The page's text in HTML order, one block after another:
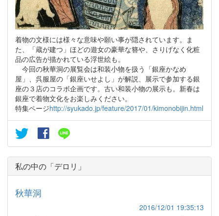
着物の​文様​には様々な意味や願い事が隠されています。ま
た、​「蔵が建つ」ほどの遊女の豪華な簪や、さりげなく化粧
品の広告が描かれている浮世絵も。
今回​の秋華洞の展覧会は​和装小物を扱う「銀座かなめ
屋」、呉服屋の「銀座いせよし」が解説、展示で参加​する​銀
座の３店​の​コラボ​企画です。​古い和装小物の展示も。​新春は
銀座で着物文化をお楽しみください。​
特集ページhttp://syukado.jp/feature/2017/01/kimonobijin.html
私の中の「デロリ」
秋華洞
2016/12/01 19:35:13